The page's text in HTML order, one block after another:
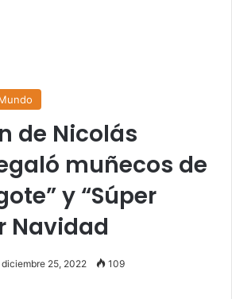
de Nicolás
muñecos de
y “Súper
Navidad
diciembre 25, 2022 109